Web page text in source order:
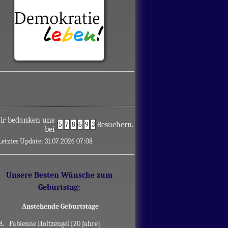
bedanken uns
bei
5 7 8 6 9 3 Besuchern.
Update: 31.07.2026 07:08
Unsere Besten Wünsche zum
Geburtstag:
Anstehende Geburtstage
Fabienne Holtzengel [20 Jahre]